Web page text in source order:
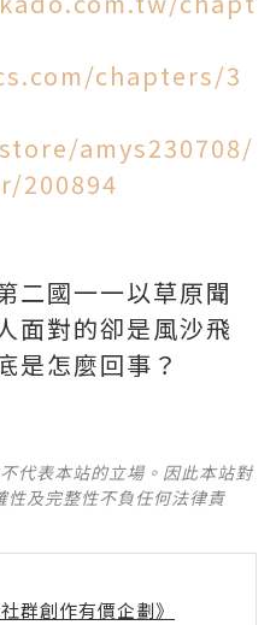
chapters/3
amys230708/
200894
二國一一以草原聞
面對的卻是風沙飛
是怎麼回事？
代表本站的立場。因此本站對
及完整性不負任何法律責
群創作有價企劃》